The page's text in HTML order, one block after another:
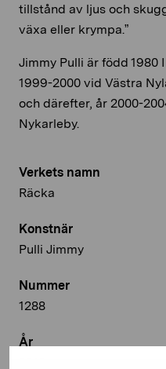
Verkets namn
Räcka
Konstnär
Pulli Jimmy
Nummer
1288
År
tillstånd av ljus och
växa eller krympa.”
Jimmy Pulli är född 1980
1999-2000 vid Västra
och därefter, år 2000-
Nykarleby.